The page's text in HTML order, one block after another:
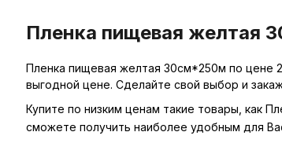
Пленка пищевая желтая
Пленка пищевая желтая 30см*250м по цене
выгодной цене. Сделайте свой выбор и
Купите по низким ценам такие товары, как
сможете получить наиболее удобным для